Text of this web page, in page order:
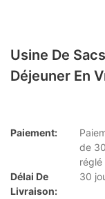
Usine De
Déjeuner En
Paiement:
de
Délai De
Livraison:
30